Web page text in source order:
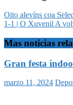
Oito alevíns coa
1-1 | O Xuvenil A
Mas noticias
Gran festa
marzo 11, 2024